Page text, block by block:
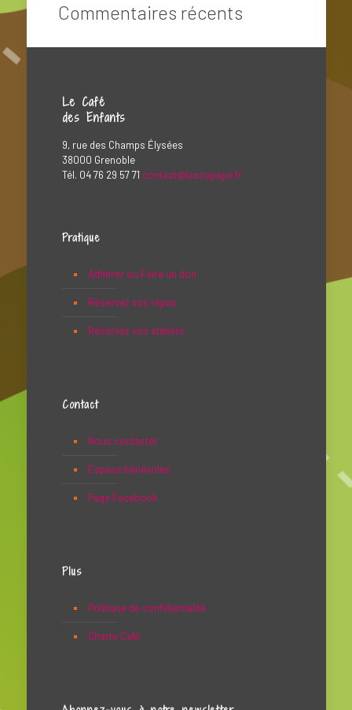
Commentaires récents
Le Café
des Enfants
9, rue des Champs Élysées
38000 Grenoble
Tél. 04 76 29 57 71 contact@lasoupape.fr
Pratique
Adhérer ou Faire un don
Réservez vos repas
Réservez vos ateliers
Contact
Nous contacter
Espace bénévoles
Page Facebook
Plus
Politique de confidentialité
Charte Café